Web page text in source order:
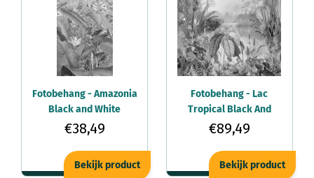
Fotobehang - Amazonia
Black and White
100x250cm -
€38,49
Bekijk product
Fotobehang - Lac
Tropical Black And
White 200x270cm -
€89,49
Bekijk product